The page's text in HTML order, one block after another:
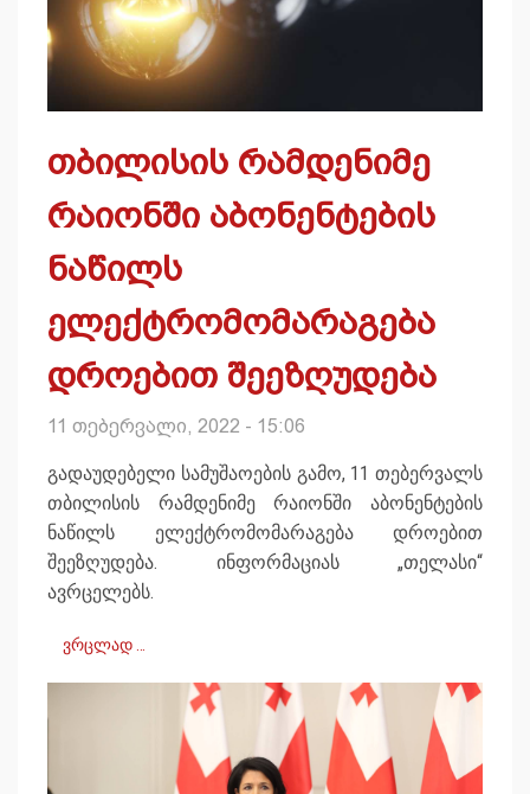
თბილისის რამდენიმე
რაიონში აბონენტების
ნაწილს
ელექტრომომარაგება
დროებით შეეზღუდება
11 თებერვალი, 2022 - 15:06
გადაუდებელი სამუშაოების გამო, 11 თებერვალს
თბილისის რამდენიმე რაიონში აბონენტების
ნაწილს ელექტრომომარაგება დროებით
შეეზღუდება. ინფორმაციას „თელასი“
ავრცელებს.
ვრცლად …